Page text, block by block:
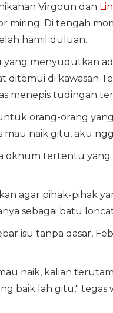
Virgoun dan
miring. Di tengah
hamil duluan.
yang menyudutkan
ditemui di kawasan
menepis tudingan
orang-orang
mau naik gitu, aku
oknum tertentu
agar pihak-pihak
sebagai batu
isu tanpa dasar,
naik, kalian
baik lah gitu,"